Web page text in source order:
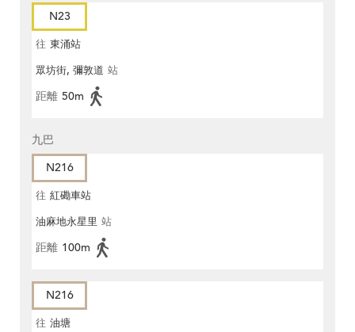
N23
往 東涌站
眾坊街, 彌敦道 站
距離 50m
九巴
N216
往 紅磡車站
油麻地永星里 站
距離 100m
N216
往 油塘